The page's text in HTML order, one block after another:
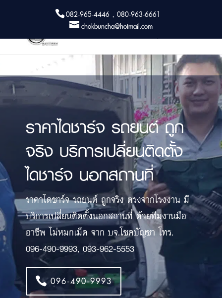
082-965-4446 , 080-963-6661
chokbuncha@hotmail.com
ราคาไดชาร์จ รถยนต์ ถูก
จริง บริการเปลี่ยนติดตั้ง
ไดชาร์จ นอกสถานที่
ราคาไดชาร์จ รถยนต์ ถูกจริง ตรงจากโรงงาน มี
บริการเปลี่ยนติดตั้งนอกสถานที่ ด้วยทีมงานมือ
อาชีพ ไม่หมกเม็ด จาก บจ.โชคบัญชา โทร.
096-490-9993, 093-962-5553
096-490-9993